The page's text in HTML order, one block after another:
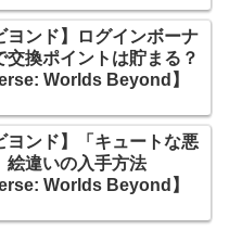
ヨンド】ログインボーナ
交換ポイントは貯まる？
Worlds Beyond】
ヨンド】「キュートな悪
絵違いの入手方法
Worlds Beyond】